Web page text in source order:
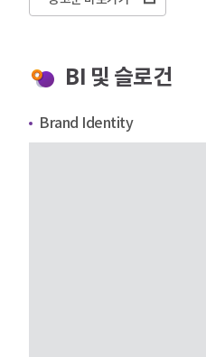
BI 및 슬로건
Brand Identity